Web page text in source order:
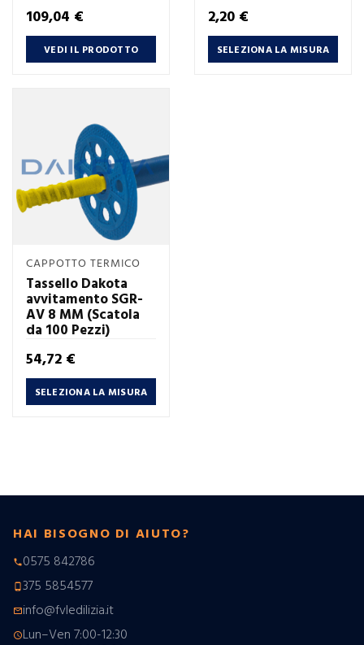
Prezzo
109,04 €
VEDI IL PRODOTTO
Prezzo
2,20 €
SELEZIONA LA MISURA
CAPPOTTO TERMICO
Tassello Dakota
avvitamento SGR-
AV 8 MM (Scatola
da 100 Pezzi)
Prezzo
54,72 €
SELEZIONA LA MISURA
HAI BISOGNO DI AIUTO?
phone0575 842786
phone_android375 5854577
mail_outlineinfo@fvledilizia.it
scheduleLun–Ven 7:00-12:30